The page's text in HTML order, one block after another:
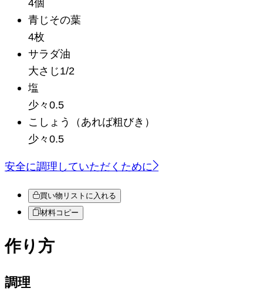
4個
青じその葉
4枚
サラダ油
大さじ1/2
塩
少々0.5
こしょう
（あれば粗びき）
少々0.5
安全に調理していただくために
買い物リストに入れる
材料コピー
作り方
調理